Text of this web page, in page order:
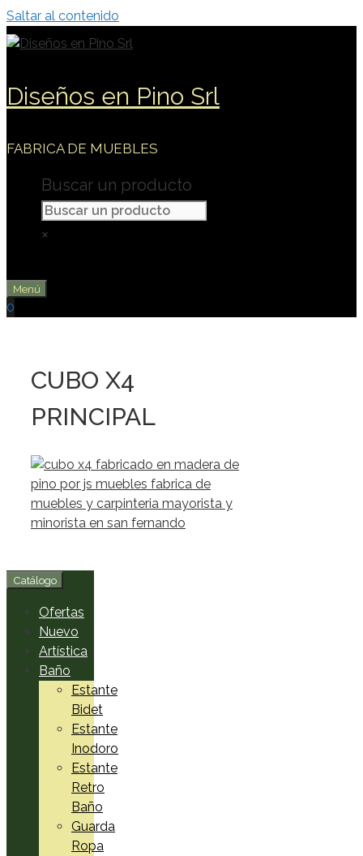
Saltar al contenido
Diseños en Pino Srl
FABRICA DE MUEBLES
Buscar un producto
×
Menú
0
CUBO X4
PRINCIPAL
Catálogo
Ofertas
Nuevo
Artística
Baño
Estante
Bidet
Estante
Inodoro
Estante
Retro
Baño
Guarda
Ropa